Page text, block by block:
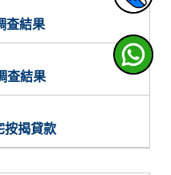
查結果
查結果
按揭貸款